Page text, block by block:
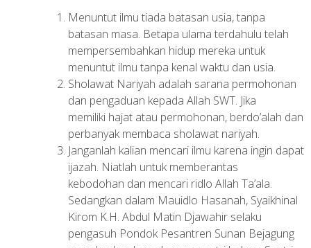
Menuntut ilmu tiada batasan usia, tanpa
batasan masa. Betapa ulama terdahulu telah
mempersembahkan hidup mereka untuk
menuntut ilmu tanpa kenal waktu dan usia.
Sholawat Nariyah adalah sarana permohonan
dan pengaduan kepada Allah SWT. Jika
memiliki hajat atau permohonan, berdo’alah dan
perbanyak membaca sholawat nariyah.
Janganlah kalian mencari ilmu karena ingin dapat
ijazah. Niatlah untuk memberantas
kebodohan dan mencari ridlo Allah Ta’ala.
Sedangkan dalam Mauidlo Hasanah, Syaikhinal
Kirom K.H. Abdul Matin Djawahir selaku
pengasuh Pondok Pesantren Sunan Bejagung